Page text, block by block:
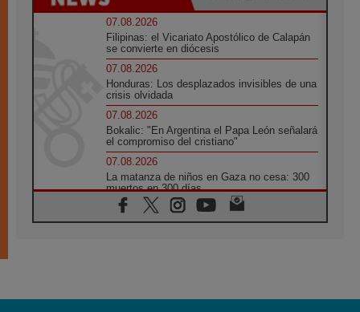
07.08.2026
Filipinas: el Vicariato Apostólico de Calapán
se convierte en diócesis
07.08.2026
Honduras: Los desplazados invisibles de una
crisis olvidada
07.08.2026
Bokalic: "En Argentina el Papa León señalará
el compromiso del cristiano"
07.08.2026
La matanza de niños en Gaza no cesa: 300
muertos en 300 días
07.08.2026
Tagle: La guerra desfigura el mundo, solo la